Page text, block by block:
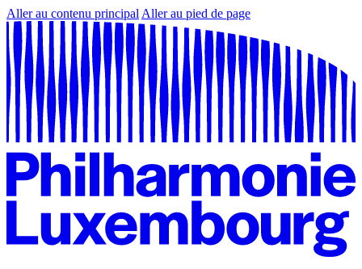
Aller au contenu principal Aller au pied de page